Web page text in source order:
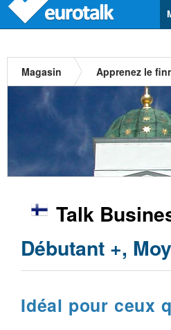
Magasin Apprenez le
Talk
Débutant +,
Idéal pour ceux